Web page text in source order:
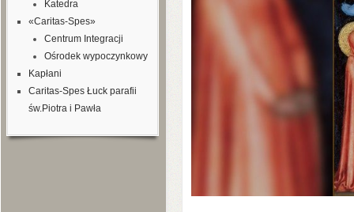
Katedra
«Caritas-Spes»
Centrum Integracji
Ośrodek wypoczynkowy
Kapłani
Caritas-Spes Łuck parafii
św.Piotra i Pawła